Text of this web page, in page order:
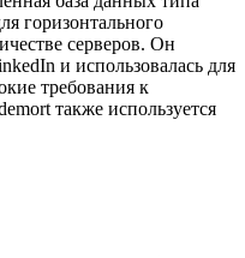
горизонтального
серверов. Он
и использовалась для
требования к
также используется